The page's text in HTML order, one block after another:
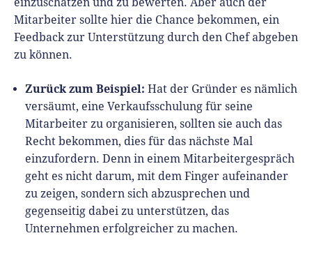
einzuschätzen und zu bewerten. Aber auch der
Mitarbeiter sollte hier die Chance bekommen, ein
Feedback zur Unterstützung durch den Chef abgeben
zu können.
Zurück zum Beispiel: Hat der Gründer es nämlich
versäumt, eine Verkaufsschulung für seine
Mitarbeiter zu organisieren, sollten sie auch das
Recht bekommen, dies für das nächste Mal
einzufordern. Denn in einem Mitarbeitergespräch
geht es nicht darum, mit dem Finger aufeinander
zu zeigen, sondern sich abzusprechen und
gegenseitig dabei zu unterstützen, das
Unternehmen erfolgreicher zu machen.